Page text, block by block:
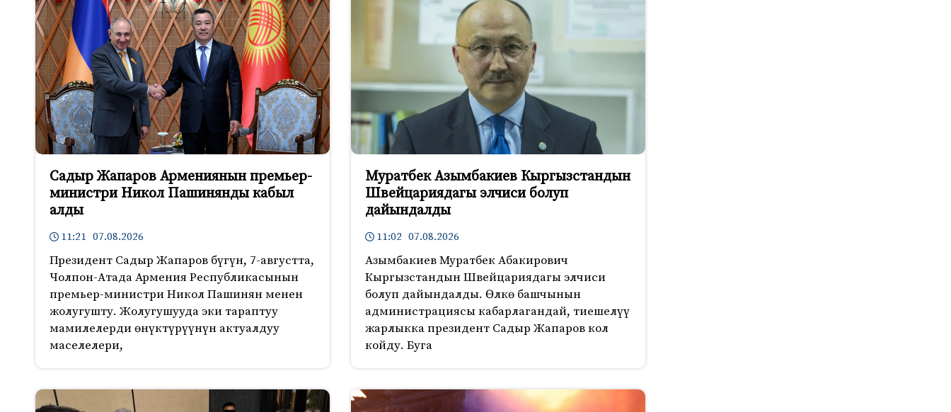
Садыр Жапаров Армениянын премьер-
министри Никол Пашинянды кабыл
алды
11:21 07.08.2026
Президент Садыр Жапаров бүгүн, 7-августта,
Чолпон-Атада Армения Республикасынын
премьер-министри Никол Пашинян менен
жолугушту. Жолугушууда эки тараптуу
мамилелерди өнүктүрүүнүн актуалдуу
маселелери,
Муратбек Азымбакиев Кыргызстандын
Швейцариядагы элчиси болуп
дайындалды
11:02 07.08.2026
Азымбакиев Муратбек Абакирович
Кыргызстандын Швейцариядагы элчиси
болуп дайындалды. Өлкө башчынын
администрациясы кабарлагандай, тиешелүү
жарлыкка президент Садыр Жапаров кол
койду. Буга